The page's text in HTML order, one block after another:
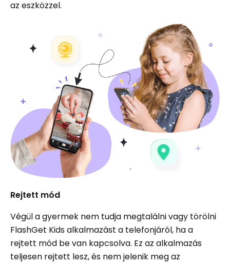
az eszközzel.
Rejtett mód
Végül a gyermek nem tudja megtalálni vagy törölni
FlashGet Kids alkalmazást a telefonjáról, ha a
rejtett mód be van kapcsolva. Ez az alkalmazás
teljesen rejtett lesz, és nem jelenik meg az